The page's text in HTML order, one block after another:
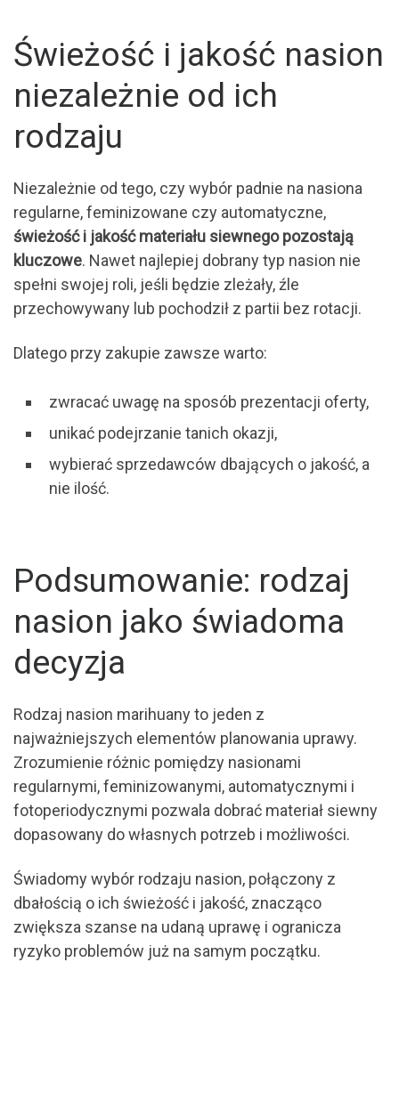
Świeżość i jakość nasion
niezależnie od ich
rodzaju
Niezależnie od tego, czy wybór padnie na nasiona
regularne, feminizowane czy automatyczne,
świeżość i jakość materiału siewnego pozostają
kluczowe. Nawet najlepiej dobrany typ nasion nie
spełni swojej roli, jeśli będzie zleżały, źle
przechowywany lub pochodził z partii bez rotacji.
Dlatego przy zakupie zawsze warto:
zwracać uwagę na sposób prezentacji oferty,
unikać podejrzanie tanich okazji,
wybierać sprzedawców dbających o jakość, a
nie ilość.
Podsumowanie: rodzaj
nasion jako świadoma
decyzja
Rodzaj nasion marihuany to jeden z
najważniejszych elementów planowania uprawy.
Zrozumienie różnic pomiędzy nasionami
regularnymi, feminizowanymi, automatycznymi i
fotoperiodycznymi pozwala dobrać materiał siewny
dopasowany do własnych potrzeb i możliwości.
Świadomy wybór rodzaju nasion, połączony z
dbałością o ich świeżość i jakość, znacząco
zwiększa szanse na udaną uprawę i ogranicza
ryzyko problemów już na samym początku.